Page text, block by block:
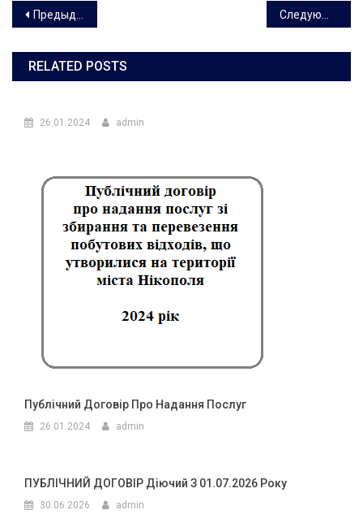
Навигация
по
записям
Предыдущая запись
RELATED POSTS
26.01.2024 admin
Публічний Договір Про Надання Послуг
26.01.2024 admin
ПУБЛІЧНИЙ ДОГОВІР Діючий З 01.07.2026 Року
30.06.2026 admin